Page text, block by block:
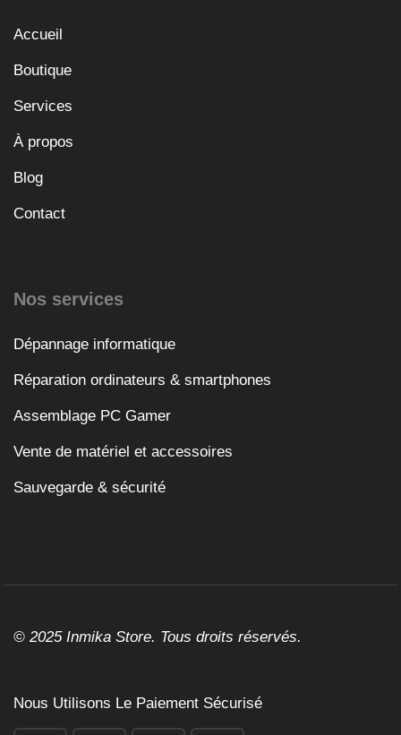
Accueil
Boutique
Services
À propos
Blog
Contact
Nos services
Dépannage informatique
Réparation ordinateurs & smartphones
Assemblage PC Gamer
Vente de matériel et accessoires
Sauvegarde & sécurité
© 2025 Inmika Store. Tous droits réservés.
Nous Utilisons Le Paiement Sécurisé